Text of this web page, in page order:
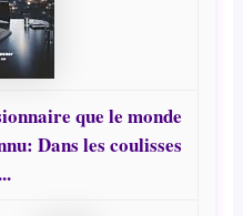
que le monde
Dans les coulisses